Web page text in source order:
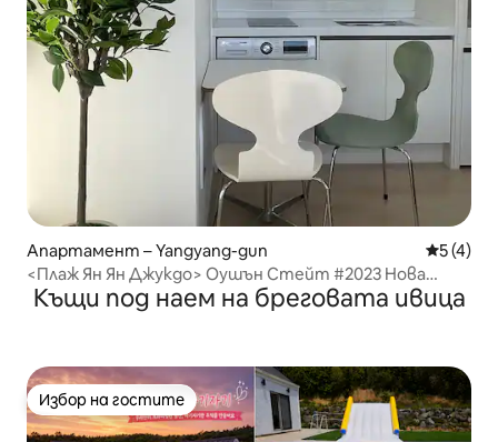
Апартамент – Yangyang-gun Средна
5 (4)
<Плаж Ян Ян Джукдо> Оушън Стейт #2023 Нова
сграда #Специална оферта за откриване Гласи#14
Къщи под наем на бреговата ивица
Избор на гостите
Избор на гостите